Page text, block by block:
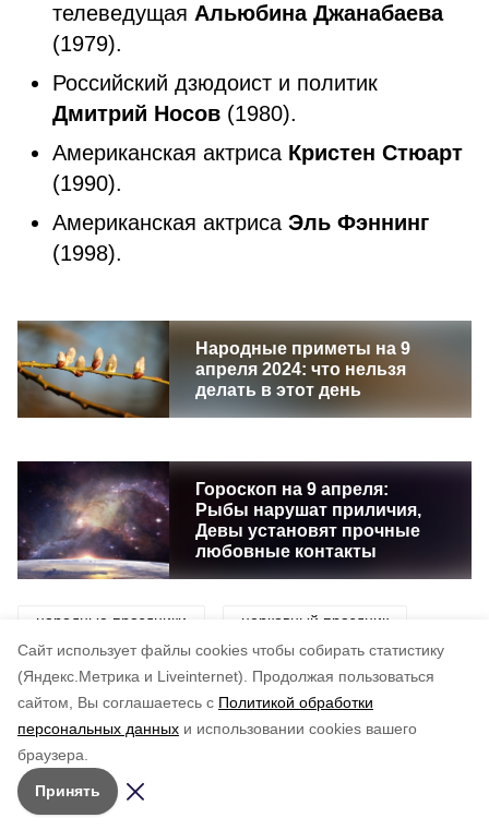
Cайт использует файлы cookies чтобы собирать статистику
(Яндекс.Метрика и Liveinternet).
Продолжая пользоваться
сайтом, Вы соглашаетесь с Политикой обработки
персональных данных и использовании cookies вашего
браузера.
Принять
телеведущая Альюбина Джанабаева
(1979).
Российский дзюдоист и политик
Дмитрий Носов (1980).
Американская актриса Кристен Стюарт
(1990).
Американская актриса Эль Фэннинг
(1998).
Народные приметы на 9
апреля 2024: что нельзя
делать в этот день
Гороскоп на 9 апреля:
Рыбы нарушат приличия,
Девы установят прочные
любовные контакты
народные праздники церковный праздник
праздники события
Понравилась статья?
5